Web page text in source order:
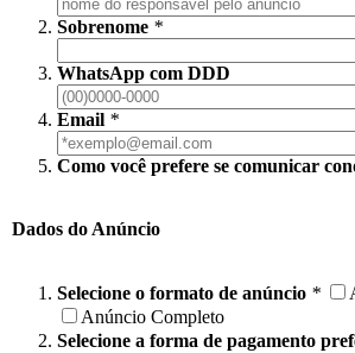
Sobrenome *
WhatsApp com DDD
Email *
Como você prefere se comunicar
Dados do Anúncio
Selecione o formato de anúncio *
Anúncio Completo
Selecione a forma de pagamento